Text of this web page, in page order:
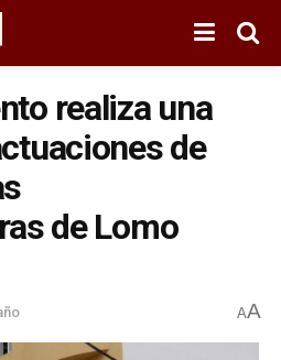
realiza una
de
de Lomo
AA